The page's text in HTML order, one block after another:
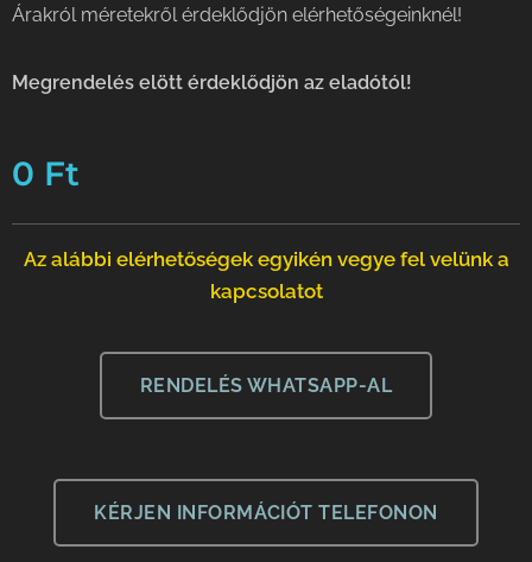
Árakról méretekről érdeklődjön elérhetőségeinknél!
Megrendelés elött érdeklődjön az eladótól!
0 Ft
Az alábbi elérhetőségek egyikén vegye fel velünk a
kapcsolatot
RENDELÉS WHATSAPP-AL
KÉRJEN INFORMÁCIÓT TELEFONON